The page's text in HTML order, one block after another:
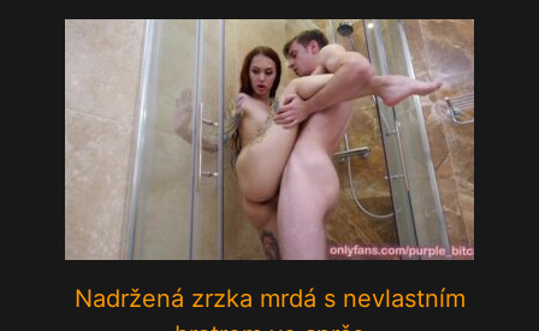
Nadržená zrzka mrdá s nevlastním